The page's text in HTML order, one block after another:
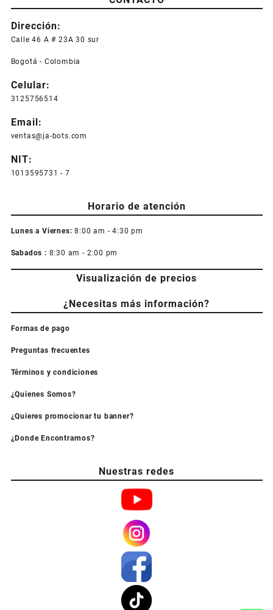
Dirección:
Calle 46 A # 23A 30 sur
Bogotá - Colombia
Celular:
3125756514
Email:
ventas@ja-bots.com
NIT:
1013595731 - 7
Horario de atención
Lunes a Viernes: 8:00 am - 4:30 pm
Sabados : 8:30 am - 2:00 pm
Visualización de precios
¿Necesitas más información?
Formas de pago
Preguntas frecuentes
Términos y condiciones
¿Quienes Somos?
¿Quieres promocionar tu banner?
¿Donde Encontrarnos?
Nuestras redes